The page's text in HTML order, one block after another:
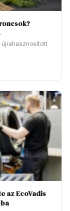
újrahasznosított
az EcoVadis